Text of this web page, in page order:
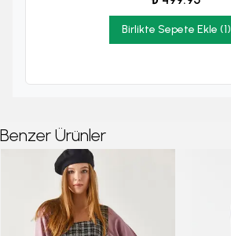
Birlikte Sepete Ekle (1)
Benzer Ürünler